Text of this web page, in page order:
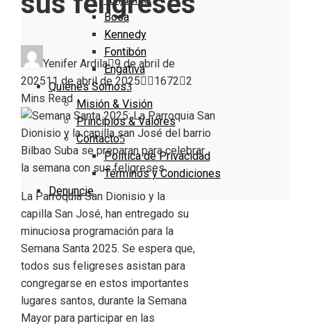
Bosa
Kennedy
Fontibón
Engativa
Quienes Somos
Misión & Visión
Principios & Valores
Contacto
Política de Privacidad
Términos y Condiciones
Denuncie
Yenifer Ardila 9 de abril de
202511 de abril de 2025 1672 2
Mins Read
La Parroquia San Dionisio y la
capilla San José, han entregado su
minuciosa programación para la
Semana Santa 2025. Se espera que,
todos sus feligreses asistan para
congregarse en estos importantes
lugares santos, durante la Semana
Mayor para participar en las